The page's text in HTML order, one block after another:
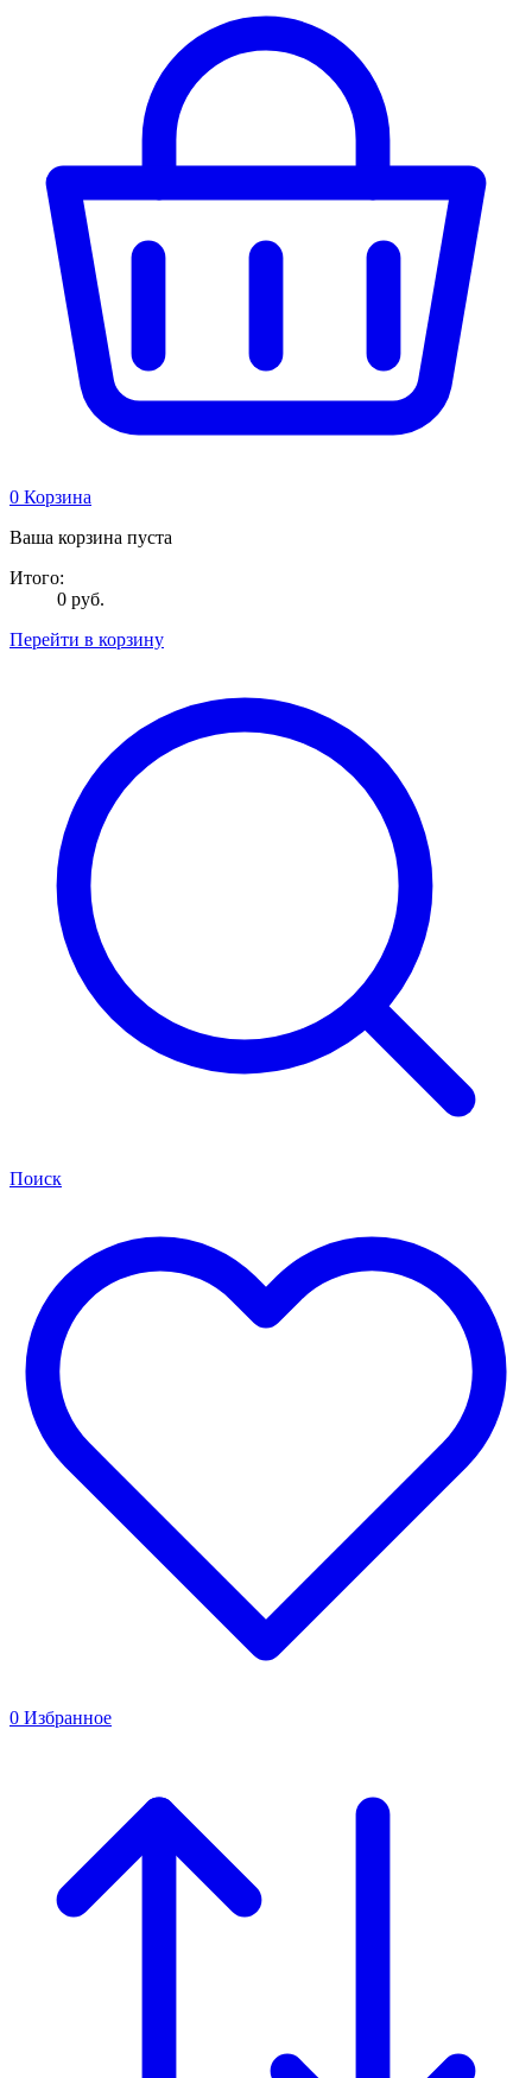
0 Корзина
Ваша корзина пуста
Итого:
0 руб.
Перейти в корзину
Поиск
0 Избранное